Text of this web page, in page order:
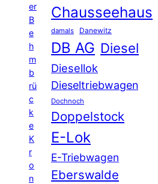
er
B
e
h
m
b
rü
c
k
e
K
r
o
n
Chausseehaus
damals Danewitz
DB AG Diesel
Diesellok
Dieseltriebwagen
Dochnoch
Doppelstock
E-Lok
E-Triebwagen
Eberswalde